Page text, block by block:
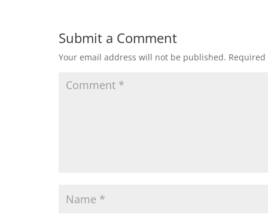
Submit a Comment
Your email address will not be published.